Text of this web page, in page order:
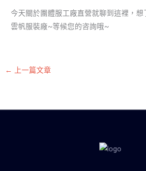
今天關於團體服工廠直營就聊到這裡，
雲帆服裝廠~等候您的咨詢哦~
← 上一篇文章